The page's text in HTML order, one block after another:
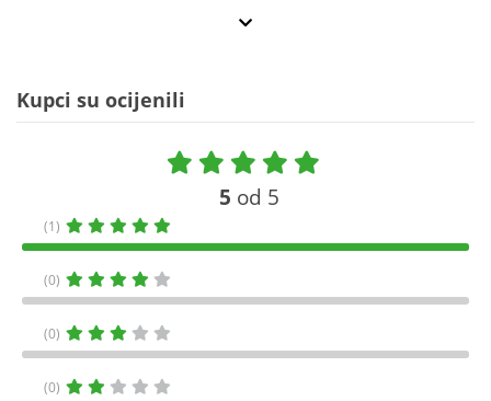
Kupci su ocijenili
5 od 5
(1)
(0)
(0)
(0)